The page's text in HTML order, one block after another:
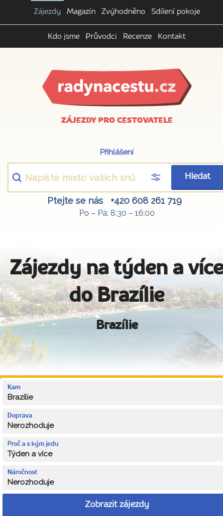
Zájezdy Magazín Zvýhodněno Sdílení pokoje
Kdo jsme Průvodci Recenze Kontakt
ZÁJEZDY PRO CESTOVATELE
Přihlášení
Hledat
Ptejte se nás +420 608 261 719
Po – Pá: 8:30 – 16:00
Zájezdy na týden a
do Brazílie
Brazílie
Kam
Brazílie
Doprava
Nerozhoduje
Proč a s kým jedu
Týden a více
Náročnost
Nerozhoduje
Zobrazit zájezdy